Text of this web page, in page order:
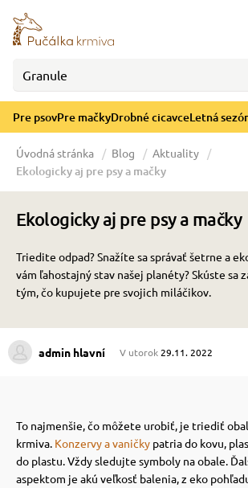
Pre psovPre mačkyDrobné cicavceLetná
psov
Pre psov
psov
pre psov
psov
psov
mačky
Pre mačky
mačky
pre mačky
mačky
podstielka
mačky
cicavce
Drobné cicavce
vitamíny
sezóna
Letná sezóna
ochladenie
hračky
Výpredaj
CZK
Úvodná stránka Blog Aktuality
Ekologicky aj pre psy a mačky
Ekologicky aj pre psy a mačky
Triedite odpad? Snažíte sa správať šetrne a
vám ľahostajný stav našej planéty? Skúste sa
tým, čo kupujete pre svojich miláčikov.
admin hlavní V utorok 29.11. 2022
To najmenšie, čo môžete urobiť, je triediť
krmiva. Konzervy a vaničky patria do kovu,
do plastu.Vždy sledujte symboly na obale.
aspektom je akú veľkosť balenia, z eko